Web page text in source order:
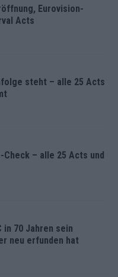
Eurovision-
Acts
steht – alle 25 Acts
Check – alle 25 Acts und
in 70 Jahren sein
neu erfunden hat